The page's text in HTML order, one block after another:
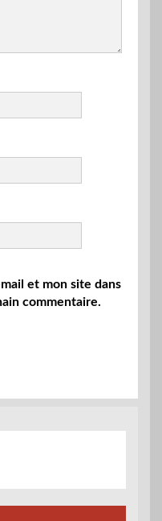
et mon site dans
commentaire.